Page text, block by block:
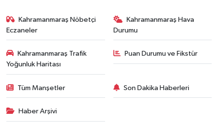
Kahramanmaraş Nöbetçi
Eczaneler
Kahramanmaraş Hava
Durumu
Kahramanmaraş Trafik
Yoğunluk Haritası
Puan Durumu ve Fikstür
Tüm Manşetler Son Dakika Haberleri
Haber Arşivi